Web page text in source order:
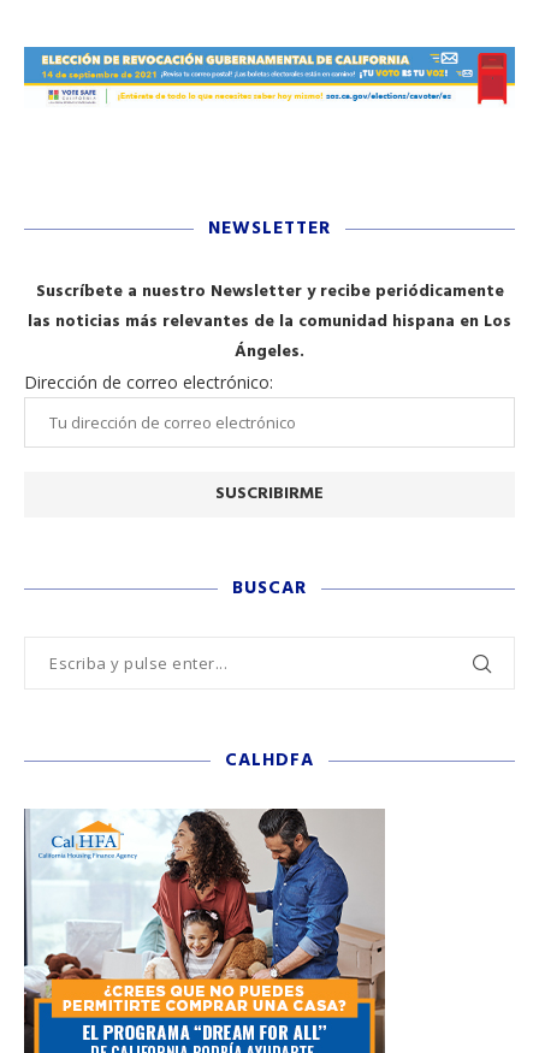
NEWSLETTER
Suscríbete a nuestro Newsletter y recibe periódicamente
las noticias más relevantes de la comunidad hispana en Los
Ángeles.
Dirección de correo electrónico:
BUSCAR
CALHDFA